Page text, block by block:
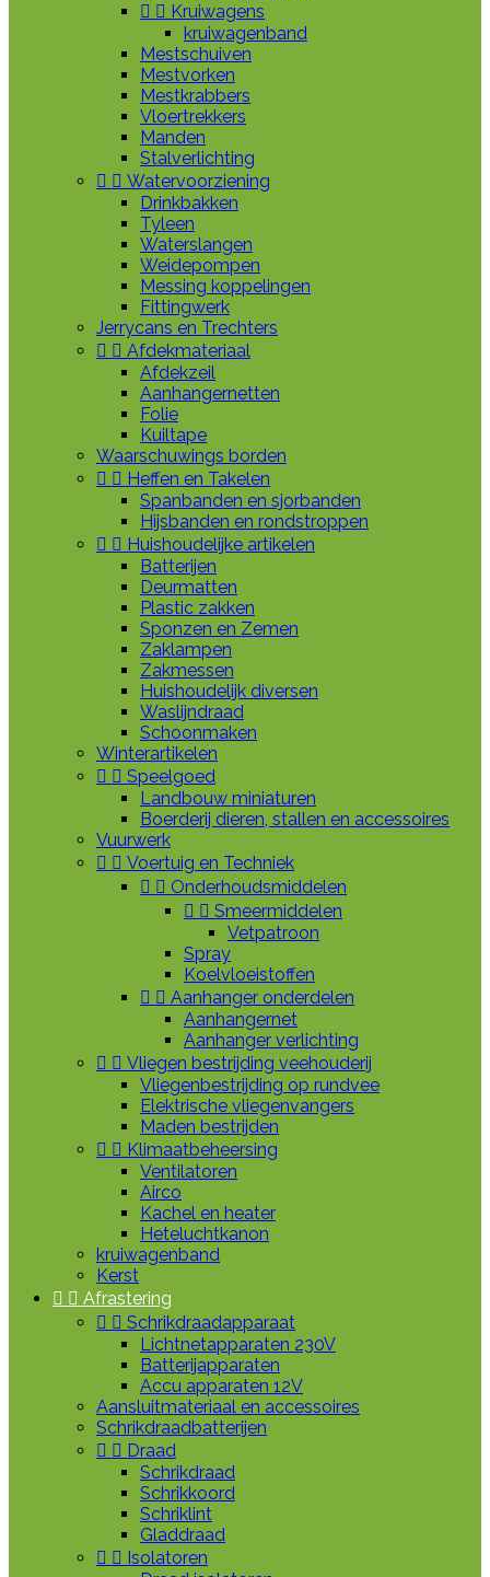
  Kruiwagens
kruiwagenband
Mestschuiven
Mestvorken
Mestkrabbers
Vloertrekkers
Manden
Stalverlichting
  Watervoorziening
Drinkbakken
Tyleen
Waterslangen
Weidepompen
Messing koppelingen
Fittingwerk
Jerrycans en Trechters
  Afdekmateriaal
Afdekzeil
Aanhangernetten
Folie
Kuiltape
Waarschuwings borden
  Heffen en Takelen
Spanbanden en sjorbanden
Hijsbanden en rondstroppen
  Huishoudelijke artikelen
Batterijen
Deurmatten
Plastic zakken
Sponzen en Zemen
Zaklampen
Zakmessen
Huishoudelijk diversen
Waslijndraad
Schoonmaken
Winterartikelen
  Speelgoed
Landbouw miniaturen
Boerderij dieren, stallen en accessoires
Vuurwerk
  Voertuig en Techniek
  Onderhoudsmiddelen
  Smeermiddelen
Vetpatroon
Spray
Koelvloeistoffen
  Aanhanger onderdelen
Aanhangernet
Aanhanger verlichting
  Vliegen bestrijding veehouderij
Vliegenbestrijding op rundvee
Elektrische vliegenvangers
Maden bestrijden
  Klimaatbeheersing
Ventilatoren
Airco
Kachel en heater
Heteluchtkanon
kruiwagenband
Kerst
  Afrastering
  Schrikdraadapparaat
Lichtnetapparaten 230V
Batterijapparaten
Accu apparaten 12V
Aansluitmateriaal en accessoires
Schrikdraadbatterijen
  Draad
Schrikdraad
Schrikkoord
Schriklint
Gladdraad
  Isolatoren